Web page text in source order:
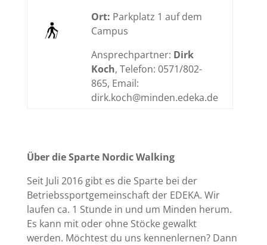
Ort: Parkplatz 1 auf dem
Campus
Ansprechpartner: Dirk
Koch, Telefon: 0571/802-
865, Email:
dirk.koch@minden.edeka.de
Über die Sparte Nordic Walking
Seit Juli 2016 gibt es die Sparte bei der
Betriebssportgemeinschaft der EDEKA. Wir
laufen ca. 1 Stunde in und um Minden herum.
Es kann mit oder ohne Stöcke gewalkt
werden. Möchtest du uns kennenlernen? Dann